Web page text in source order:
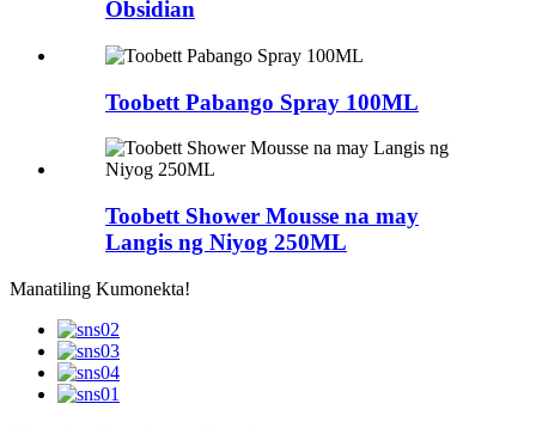
Obsidian
Toobett Pabango Spray 100ML
Toobett Shower Mousse na may
Langis ng Niyog 250ML
Manatiling Kumonekta!